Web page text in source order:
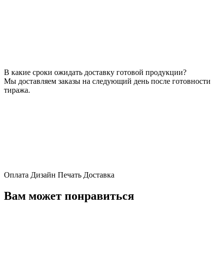
В какие сроки ожидать доставку готовой продукции?
Мы доставляем заказы на следующий день после готовности
тиража.
Оплата Дизайн Печать Доставка
Вам может понравиться